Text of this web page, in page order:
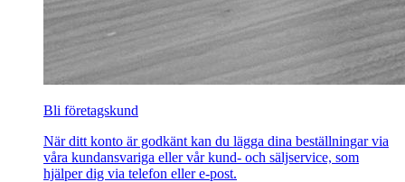
Bli företagskund
När ditt konto är godkänt kan du lägga dina beställningar via
våra kundansvariga eller vår kund- och säljservice, som
hjälper dig via telefon eller e-post.